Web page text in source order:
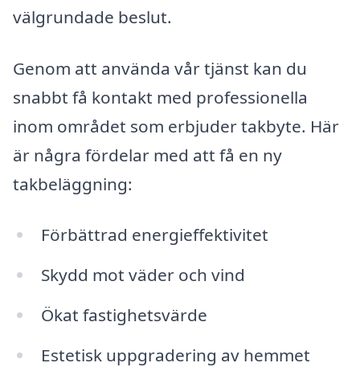
välgrundade beslut.
Genom att använda vår tjänst kan du
snabbt få kontakt med professionella
inom området som erbjuder takbyte. Här
är några fördelar med att få en ny
takbeläggning:
Förbättrad energieffektivitet
Skydd mot väder och vind
Ökat fastighetsvärde
Estetisk uppgradering av hemmet